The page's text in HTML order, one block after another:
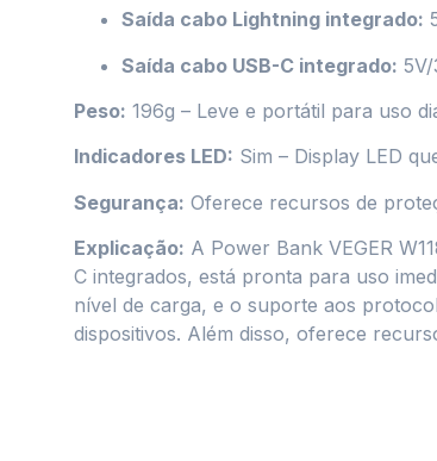
Saída cabo Lightning integrado:
Saída cabo USB-C integrado:
Peso: 196g – Leve e portátil para uso
Indicadores LED: Sim – Display LED
Segurança: Oferece recursos de
Explicação: A Power Bank VEGER
C integrados, está pronta para uso
nível de carga, e o suporte aos
dispositivos. Além disso, oferece